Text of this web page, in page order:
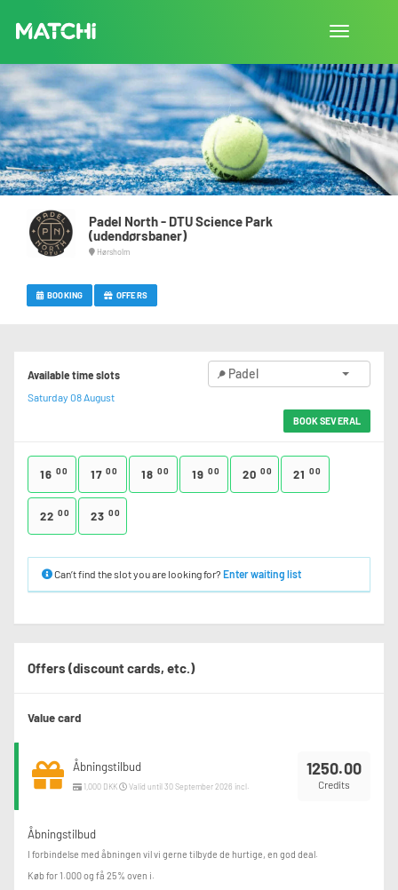
Toggle
Padel North - DTU Science Park
(udendørsbaner)
Hørsholm
BOOKING OFFERS
Available time slots
Saturday 08 August
Padel
BOOK SEVERAL
16 00 17 00 18 00 19 00 20 00 21 00
22 00 23 00
Can’t find the slot you are looking for? Enter waiting list
Offers (discount cards, etc.)
Value card
1250.00
Credits
Åbningstilbud
1,000 DKK Valid until 30 September 2026 incl.
Åbningstilbud
I forbindelse med åbningen vil vi gerne tilbyde de hurtige, en god deal.
Køb for 1.000 og få 25% oven i.